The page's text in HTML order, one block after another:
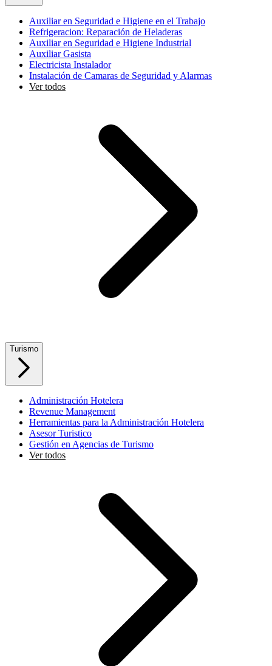
Auxiliar en Seguridad e Higiene en el Trabajo
Refrigeracion: Reparación de Heladeras
Auxiliar en Seguridad e Higiene Industrial
Auxiliar Gasista
Electricista Instalador
Instalación de Camaras de Seguridad y Alarmas
Ver todos
Turismo
Administración Hotelera
Revenue Management
Herramientas para la Administración Hotelera
Asesor Turistico
Gestión en Agencias de Turismo
Ver todos